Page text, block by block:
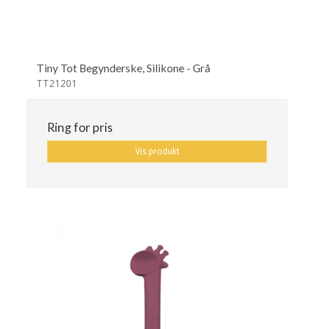
Tiny Tot Begynderske, Silikone - Grå
TT21201
Ring for pris
Vis produkt